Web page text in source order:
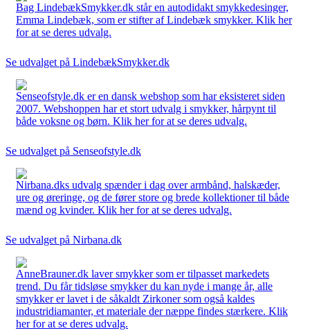
Bag LindebækSmykker.dk står en autodidakt smykkedesinger,
Emma Lindebæk, som er stifter af Lindebæk smykker. Klik her
for at se deres udvalg.
Se udvalget på LindebækSmykker.dk
Senseofstyle.dk er en dansk webshop som har eksisteret siden
2007. Webshoppen har et stort udvalg i smykker, hårpynt til
både voksne og børn. Klik her for at se deres udvalg.
Se udvalget på Senseofstyle.dk
Nirbana.dks udvalg spænder i dag over armbånd, halskæder,
ure og øreringe, og de fører store og brede kollektioner til både
mænd og kvinder. Klik her for at se deres udvalg.
Se udvalget på Nirbana.dk
AnneBrauner.dk laver smykker som er tilpasset markedets
trend. Du får tidsløse smykker du kan nyde i mange år, alle
smykker er lavet i de såkaldt Zirkoner som også kaldes
industridiamanter, et materiale der næppe findes stærkere. Klik
her for at se deres udvalg.